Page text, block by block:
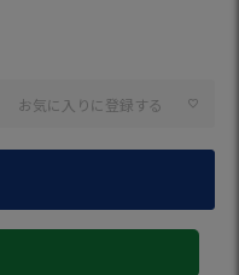
お気に入りに登録する